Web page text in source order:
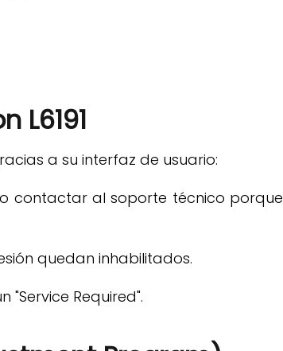
L6191
a su interfaz de usuario:
contactar al soporte técnico porque
quedan inhabilitados.
"Service Required".